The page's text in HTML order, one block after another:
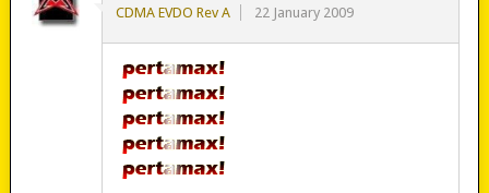
CDMA EVDO Rev A 22 January 2009